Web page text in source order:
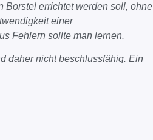
Borstel errichtet werden soll, ohne
einer
Fehlern sollte man lernen.
daher nicht beschlussfähig. Ein